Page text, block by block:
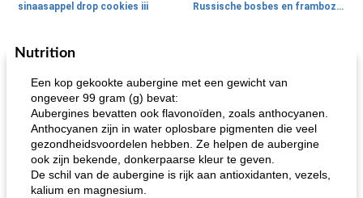
sinaasappel drop cookies iii Russische bosbes en frambozenpudding
Ontbijt
Nutrition
Een kop gekookte aubergine met een gewicht van
ongeveer 99 gram (g) bevat:
Aubergines bevatten ook flavonoïden, zoals anthocyanen.
Anthocyanen zijn in water oplosbare pigmenten die veel
gezondheidsvoordelen hebben. Ze helpen de aubergine
ook zijn bekende, donkerpaarse kleur te geven.
De schil van de aubergine is rijk aan antioxidanten, vezels,
kalium en magnesium.